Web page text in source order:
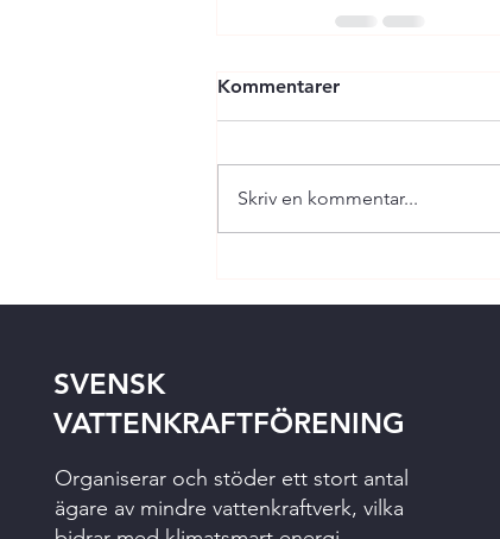
Kommentarer
Skriv en kommentar...
SVENSK
VATTENKRAFTFÖRENING
Organiserar och stöder ett stort antal
ägare av mindre vattenkraftverk, vilka